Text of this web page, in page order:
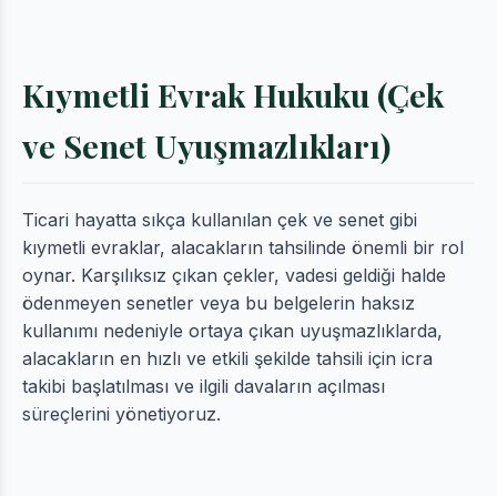
Kıymetli Evrak Hukuku (Çek
ve Senet Uyuşmazlıkları)
Ticari hayatta sıkça kullanılan çek ve senet gibi
kıymetli evraklar, alacakların tahsilinde önemli bir rol
oynar. Karşılıksız çıkan çekler, vadesi geldiği halde
ödenmeyen senetler veya bu belgelerin haksız
kullanımı nedeniyle ortaya çıkan uyuşmazlıklarda,
alacakların en hızlı ve etkili şekilde tahsili için icra
takibi başlatılması ve ilgili davaların açılması
süreçlerini yönetiyoruz.